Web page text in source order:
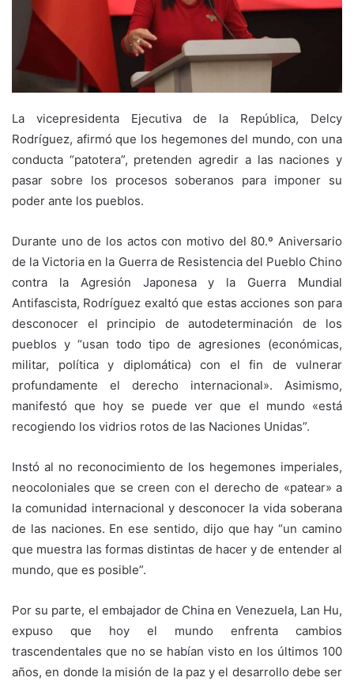
La vicepresidenta Ejecutiva de la República, Delcy
Rodríguez, afirmó que los hegemones del mundo, con una
conducta “patotera”, pretenden agredir a las naciones y
pasar sobre los procesos soberanos para imponer su
poder ante los pueblos.
Durante uno de los actos con motivo del 80.º Aniversario
de la Victoria en la Guerra de Resistencia del Pueblo Chino
contra la Agresión Japonesa y la Guerra Mundial
Antifascista, Rodríguez exaltó que estas acciones son para
desconocer el principio de autodeterminación de los
pueblos y “usan todo tipo de agresiones (económicas,
militar, política y diplomática) con el fin de vulnerar
profundamente el derecho internacional». Asimismo,
manifestó que hoy se puede ver que el mundo «está
recogiendo los vidrios rotos de las Naciones Unidas”.
Instó al no reconocimiento de los hegemones imperiales,
neocoloniales que se creen con el derecho de «patear» a
la comunidad internacional y desconocer la vida soberana
de las naciones. En ese sentido, dijo que hay “un camino
que muestra las formas distintas de hacer y de entender al
mundo, que es posible”.
Por su parte, el embajador de China en Venezuela, Lan Hu,
expuso que hoy el mundo enfrenta cambios
trascendentales que no se habían visto en los últimos 100
años, en donde la misión de la paz y el desarrollo debe ser